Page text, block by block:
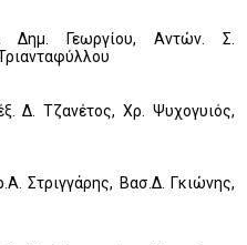
∆ηµ. Γεωργίου, Αντών. Σ.
∆. Τζανέτος, Χρ. Ψυχογυιός,
Στριγγάρης, Βασ.∆. Γκιώνης,